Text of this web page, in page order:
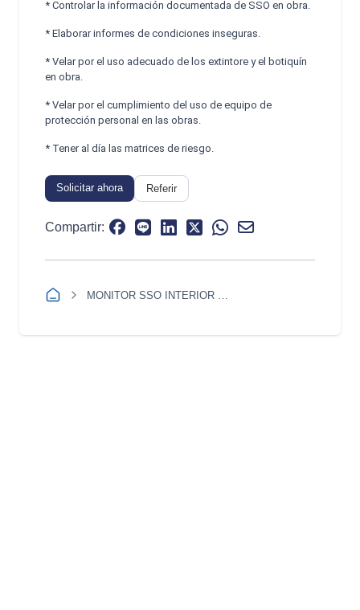
* Controlar la información documentada de SSO en obra.
* Elaborar informes de condiciones inseguras.
* Velar por el uso adecuado de los extintore y el botiquín
en obra.
* Velar por el cumplimiento del uso de equipo de
protección personal en las obras.
* Tener al día las matrices de riesgo.
Solicitar ahora Referir
Compartir: